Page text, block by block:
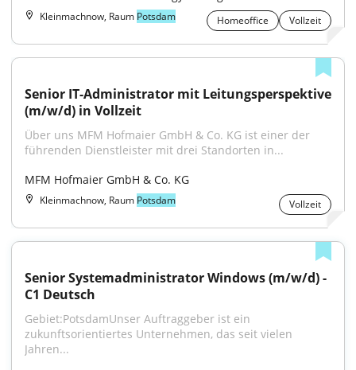
Kleinmachnow, Raum Potsdam Homeoffice Vollzeit
Senior IT-Administrator mit Leitungsperspektive
(m/w/d) in Vollzeit
Über uns MFM Hofmaier GmbH & Co. KG ist einer der
führenden Dienstleister mit drei Standorten in...
MFM Hofmaier GmbH & Co. KG
Kleinmachnow, Raum Potsdam Vollzeit
Senior Systemadministrator Windows (m/w/d) -
C1 Deutsch
Gebiet:PotsdamUnser Auftraggeber ist ein
zukunftsorientiertes Unternehmen, das seit vielen
Jahren...